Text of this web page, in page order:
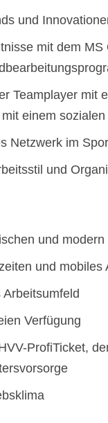
und
mit dem
Teamplayer mit
einem
Netzwerk im
und
und
und mobiles
Verfügung
ProfiTicket,